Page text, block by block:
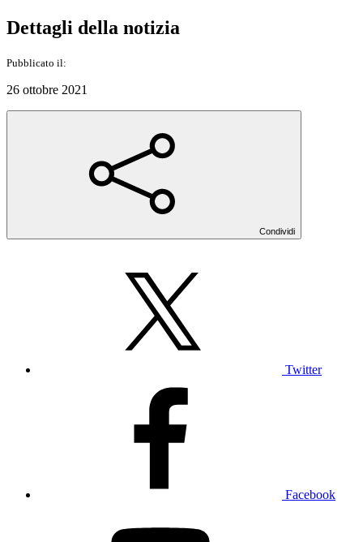
Dettagli della notizia
Pubblicato il:
26 ottobre 2021
Condividi
Twitter
Facebook